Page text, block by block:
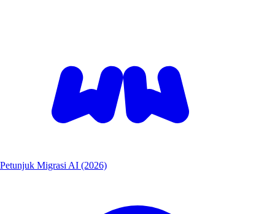
Petunjuk Migrasi AI (2026)